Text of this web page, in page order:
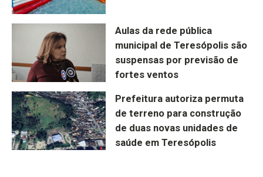
Aulas da rede pública
municipal de Teresópolis são
suspensas por previsão de
fortes ventos
Prefeitura autoriza permuta
de terreno para construção
de duas novas unidades de
saúde em Teresópolis